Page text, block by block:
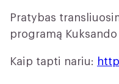
Pratybas
programą
Kaip tapti nariu: